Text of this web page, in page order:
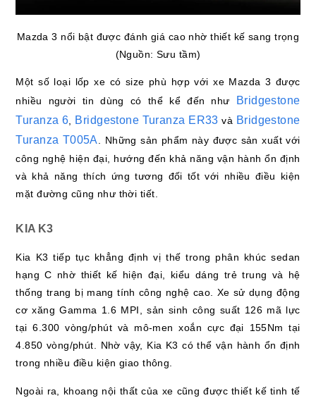
Mazda 3 nổi bật được đánh giá cao nhờ thiết kế sang trọng
(Nguồn: Sưu tầm)
Một số loại lốp xe có size phù hợp với xe Mazda 3 được
nhiều người tin dùng có thể kể đến như
Bridgestone
Turanza 6, Bridgestone Turanza ER33 và Bridgestone
Turanza T005A. Những sản phẩm này được sản xuất với
công nghệ hiện đại, hướng đến khả năng vận hành ổn định
và khả năng thích ứng tương đối tốt với nhiều điều kiện
mặt đường cũng như thời tiết.
KIA K3
Kia K3 tiếp tục khẳng định vị thế trong phân khúc sedan
hạng C nhờ thiết kế hiện đại, kiểu dáng trẻ trung và hệ
thống trang bị mang tính công nghệ cao. Xe sử dụng động
cơ xăng Gamma 1.6 MPI, sản sinh công suất 126 mã lực
tại 6.300 vòng/phút và mô-men xoắn cực đại 155Nm tại
4.850 vòng/phút. Nhờ vậy, Kia K3 có thể vận hành ổn định
trong nhiều điều kiện giao thông.
Ngoài ra, khoang nội thất của xe cũng được thiết kế tinh tế